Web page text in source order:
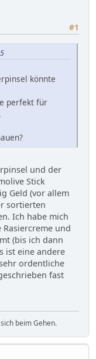
#1
könnte
perfekt für
und der
Stick
Geld (vor allem
sortierten
Ich habe mich
und
(bis ich dann
ist eine andere
ordentliche
fast
beim Gehen.